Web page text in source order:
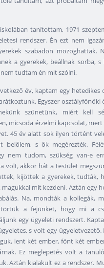
tanítottam, 1971
rendszer. Én ezt nem
szabadon mozoghattak.
a gyerekek, beállnak sorba,
tudtam én mit szólni.
év, kaptam egy hetedikes
Egyszer
szünetünk, miért kell
micsoda érzelmi kapcsolat,
45 év alatt sok ilyen történt
belőlem, s ők megérezték.
nem tudom, szükség van-e
volt, akkor hát a testület
kijöttek a gyerekek, tudták,
mit kezdeni. Aztán egy
Na, mondták a kollegák,
a fejünket, hogy mi a
egy ügyeleti rendszert.
s volt egy
lent két ember, fönt két
Ez meglepetés volt a
Aztán kialakult ez a rendszer.